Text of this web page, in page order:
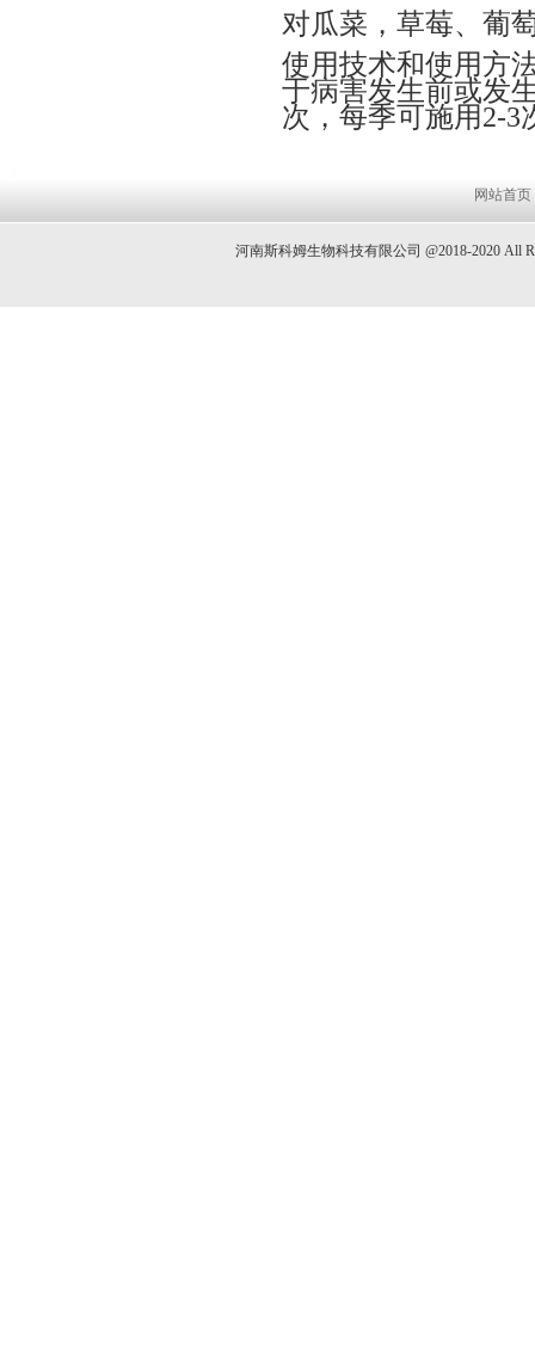
对瓜菜，草莓、葡
使用技术和使用方
于病害发生前或发
次，每季可施用2-3
网站首页
河南斯科姆生物科技有限公司 @2018-2020 All